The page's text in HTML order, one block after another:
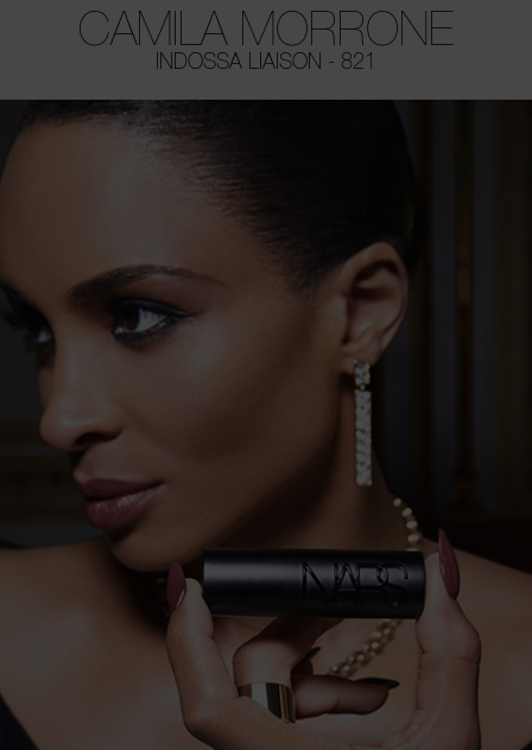
CAMILA MORRONE
INDOSSA LIAISON - 821